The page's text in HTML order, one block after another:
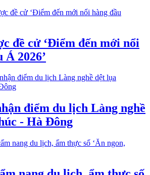
đề cử ‘Điểm đến mới nổi
Á 2026’
điểm du lịch Làng nghề
- Hà Đông